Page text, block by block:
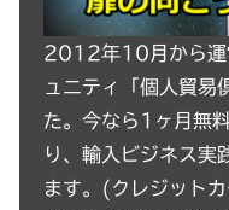
2012年10月から運
ュニティ「個人貿易
た。今なら1ヶ月無
り、輸入ビジネス実
ます。(クレジット